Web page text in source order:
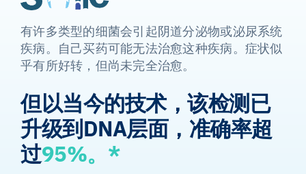
有许多类型的细菌会引起阴道分泌物或泌尿系统
疾病。自己买药可能无法治愈这种疾病。症状似
乎有所好转，但尚未完全治愈。
但以当今的技术，该检测已
升级到DNA层面，准确率超
过95%。*